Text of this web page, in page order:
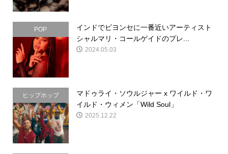
POP
インドでビヨンセに一番近いアーティスト
シャルマリ・コールゲイドのプレ...
2024.05.03
ヒップホップ
マドゥライ・ソウルジャー x ワイルド・ワ
イルド・ウィメン「Wild Soul」
2025.12.22